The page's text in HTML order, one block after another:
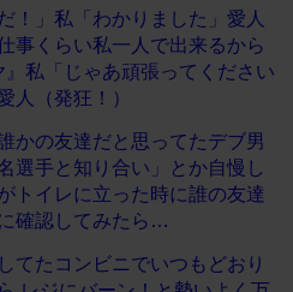
！」私「わかりました」愛人
事くらい私一人で出来るから
』私「じゃあ頑張ってください
（発狂！）
かの友達だと思ってたデブ男
選手と知り合い」とか自慢し
トイレに立った時に誰の友達
確認してみたら…
てたコンビニでいつもどおり